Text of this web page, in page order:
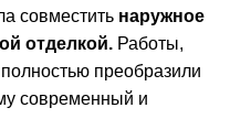
совместить наружное
отделкой. Работы,
преобразили
современный и